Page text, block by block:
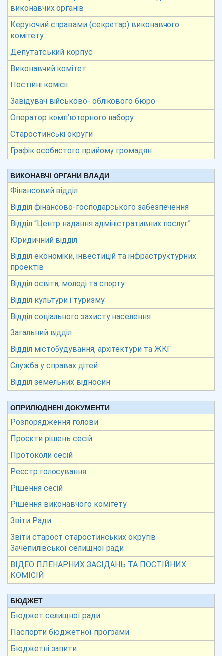
виконавчих органів
Керуючий справами (секретар) виконавчого
комітету
Депутатський корпус
Виконавчий комітет
Постійні комісії
Завідувач військово- облікового бюро
Оператор комп’ютерного набору
Старостинські округи
Графік особистого прийому громадян
ВИКОНАВЧІ ОРГАНИ ВЛАДИ
Фінансовий відділ
Відділ фінансово-господарського забезпечення
Відділ “Центр надання адміністративних послуг”
Юридичний відділ
Відділ економіки, інвестицій та інфраструктурних
проектів
Відділ освіти, молоді та спорту
Відділ культури і туризму
Відділ соціального захисту населення
Загальний відділ
Відділ містобудування, архітектури та ЖКГ
Служба у справах дітей
Відділ земельних відносин
ОПРИЛЮДНЕНІ ДОКУМЕНТИ
Розпорядження голови
Проєкти рішень сесій
Протоколи сесій
Реєстр голосування
Рішення сесій
Рішення виконавчого комітету
Звіти Ради
Звіти старост старостинських округів
Зачепилівської селищної ради
ВІДЕО ПЛЕНАРНИХ ЗАСІДАНЬ ТА ПОСТІЙНИХ
КОМІСІЙ
БЮДЖЕТ
Бюджет селищної ради
Паспорти бюджетної програми
Бюджетні запити